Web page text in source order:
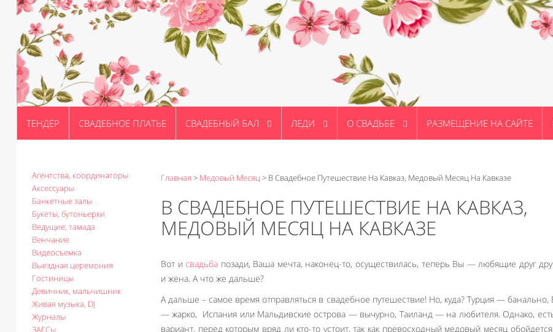
ТЕНДЕР СВАДЕБНОЕ ПЛАТЬЕ СВАДЕБНЫЙ БАЛ ЛЕДИ О СВАДЬБЕ РАЗМЕЩЕНИЕ НА САЙТЕ
Агентства, координаторы
Аксессуары
Банкетные залы
Букеты, бутоньерки
Ведущие, тамада
Венчание
Видеосъемка
Выездная церемония
Гостиницы
Девичник, мальчишник
Живая музыка, DJ
Журналы
ЗАГСы
Главная > Медовый Месяц> В Свадебное Путешествие На Кавказ, Медовый Месяц На Кавказе
В СВАДЕБНОЕ ПУТЕШЕСТВИЕ НА КАВКАЗ,
МЕДОВЫЙ МЕСЯЦ НА КАВКАЗЕ
Вот исвадьба позади, Ваша мечта, наконец-то, осуществилась, теперь Вы — любящие друг
и жена. А что же дальше?
А дальше – самое время отправляться в свадебное путешествие! Но, куда? Турция — банально,
— жарко, Испания или Мальдивские острова — вычурно, Таиланд — на любителя. Однако,
вариант, перед которым вряд ли кто-то устоит, так как превосходный медовый месяц